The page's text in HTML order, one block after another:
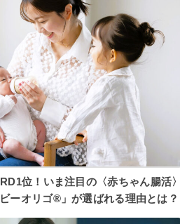
ーオリゴ®」が選ばれる理由とは？